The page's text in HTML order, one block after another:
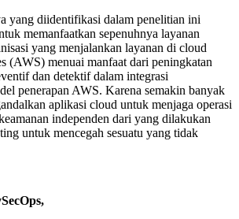
yang diidentifikasi dalam penelitian ini
memanfaatkan sepenuhnya layanan
yang menjalankan layanan di cloud
(AWS) menuai manfaat dari peningkatan
dan detektif dalam integrasi
penerapan AWS. Karena semakin banyak
aplikasi cloud untuk menjaga operasi
independen dari yang dilakukan
untuk mencegah sesuatu yang tidak